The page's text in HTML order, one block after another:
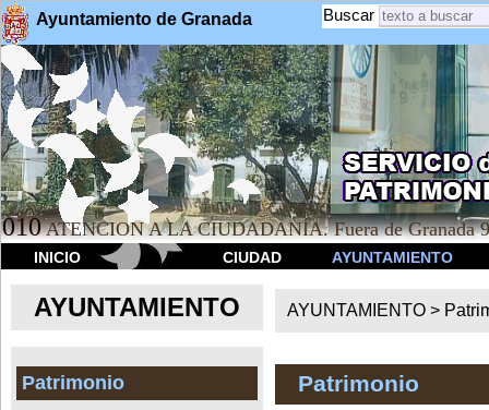
Ayuntamiento de Granada Buscar
010 ATENCION A LA CIUDADANÍA. Fuera de Granada
INICIO CIUDAD AYUNTAMIENTO
AYUNTAMIENTO
Patrimonio
AYUNTAMIENTO >
Patrimonio